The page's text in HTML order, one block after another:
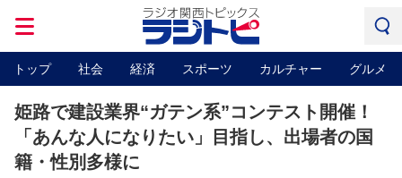
トップ 社会 経済 スポーツ カルチャー グルメ
姫路で建設業界“ガテン系”コンテスト開催！
「あんな人になりたい」目指し、出場者の国
籍・性別多様に